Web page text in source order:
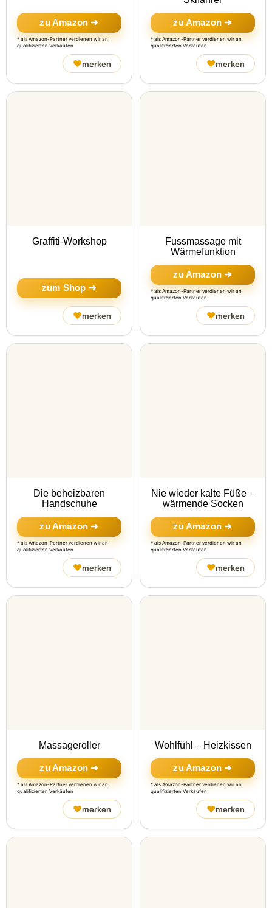
zu Amazon ➜
* als Amazon-Partner verdienen wir an
qualifizierten Verkäufen
♥merken
zu Amazon ➜
* als Amazon-Partner verdienen wir an
qualifizierten Verkäufen
♥merken
Graffiti-Workshop
zum Shop ➜
♥merken
Fussmassage mit
Wärmefunktion
zu Amazon ➜
* als Amazon-Partner verdienen wir an
qualifizierten Verkäufen
♥merken
Die beheizbaren
Handschuhe
zu Amazon ➜
* als Amazon-Partner verdienen wir an
qualifizierten Verkäufen
♥merken
Nie wieder kalte Füße –
wärmende Socken
zu Amazon ➜
* als Amazon-Partner verdienen wir an
qualifizierten Verkäufen
♥merken
Massageroller
zu Amazon ➜
* als Amazon-Partner verdienen wir an
qualifizierten Verkäufen
♥merken
Wohlfühl – Heizkissen
zu Amazon ➜
* als Amazon-Partner verdienen wir an
qualifizierten Verkäufen
♥merken